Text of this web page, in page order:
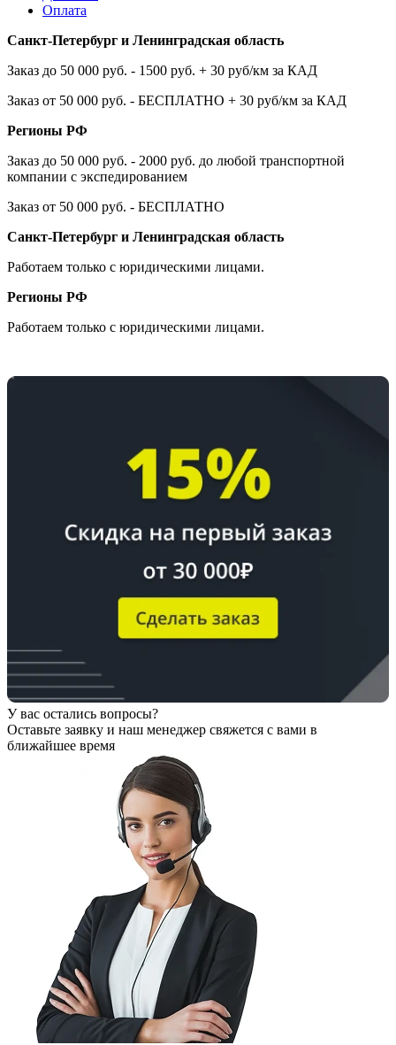
Оплата
Санкт-Петербург и Ленинградская область
Заказ до 50 000 руб. - 1500 руб. + 30 руб/км за КАД
Заказ от 50 000 руб. - БЕСПЛАТНО + 30 руб/км за КАД
Регионы РФ
Заказ до 50 000 руб. - 2000 руб. до любой транспортной
компании с экспедированием
Заказ от 50 000 руб. - БЕСПЛАТНО
Санкт-Петербург и Ленинградская область
Работаем только с юридическими лицами.
Регионы РФ
Работаем только с юридическими лицами.
У вас остались вопросы?
Оставьте заявку и наш менеджер свяжется с вами в
ближайшее время